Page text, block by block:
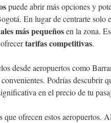
puede abrir más opciones y
En lugar de centrarte solo
más pequeñosen la zona.
tarifas competitivas.
desde aeropuertos como
Podrías descubrir
en el precio de tu
ofrecen estos aeropuertos.